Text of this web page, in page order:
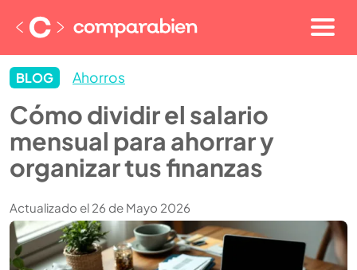
BLOG Ahorros
Cómo dividir el salario
mensual para ahorrar y
organizar tus finanzas
Actualizado el 26 de Mayo 2026